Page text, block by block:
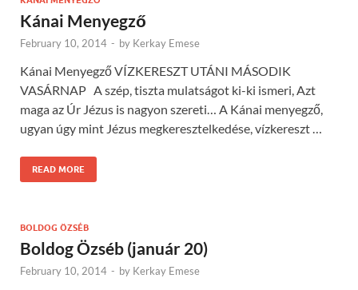
Kánai Menyegző
February 10, 2014 - by Kerkay Emese
Kánai Menyegző VÍZKERESZT UTÁNI MÁSODIK
VASÁRNAP A szép, tiszta mulatságot ki-ki ismeri, Azt
maga az Úr Jézus is nagyon szereti… A Kánai menyegző,
ugyan úgy mint Jézus megkeresztelkedése, vízkereszt …
READ MORE
BOLDOG ÖZSÉB
Boldog Özséb (január 20)
February 10, 2014 - by Kerkay Emese